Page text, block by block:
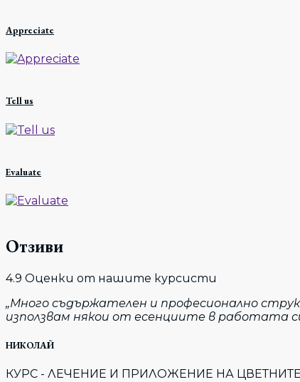
Appreciate
Tell us
Evaluate
Отзиви
4.9 Оценки от нашите курсисти
„Много съдържателен и професионално
използвам някои от есенциите в работата
НИКОЛАЙ
КУРС - ЛЕЧЕНИЕ И ПРИЛОЖЕНИЕ НА